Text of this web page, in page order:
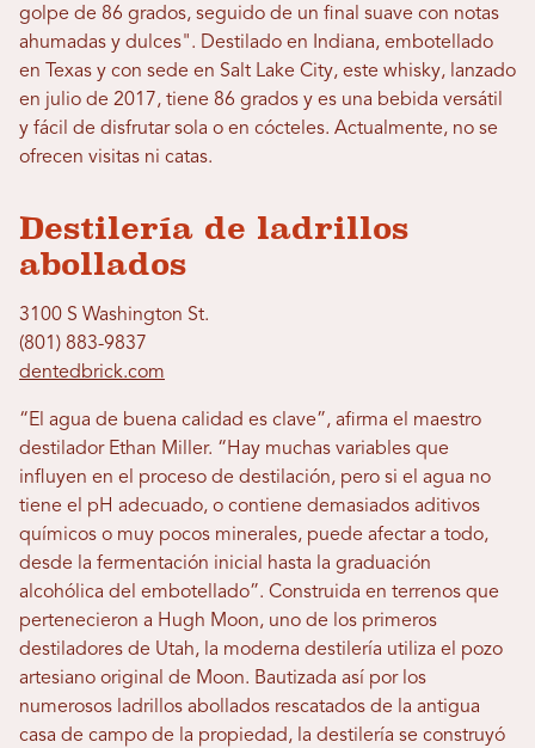
golpe de 86 grados, seguido de un final suave con notas
ahumadas y dulces". Destilado en Indiana, embotellado
en Texas y con sede en Salt Lake City, este whisky, lanzado
en julio de 2017, tiene 86 grados y es una bebida versátil
y fácil de disfrutar sola o en cócteles. Actualmente, no se
ofrecen visitas ni catas.
Destilería de ladrillos
abollados
3100 S Washington St.
(801) 883-9837
dentedbrick.com
“El agua de buena calidad es clave”, afirma el maestro
destilador Ethan Miller. “Hay muchas variables que
influyen en el proceso de destilación, pero si el agua no
tiene el pH adecuado, o contiene demasiados aditivos
químicos o muy pocos minerales, puede afectar a todo,
desde la fermentación inicial hasta la graduación
alcohólica del embotellado”. Construida en terrenos que
pertenecieron a Hugh Moon, uno de los primeros
destiladores de Utah, la moderna destilería utiliza el pozo
artesiano original de Moon. Bautizada así por los
numerosos ladrillos abollados rescatados de la antigua
casa de campo de la propiedad, la destilería se construyó